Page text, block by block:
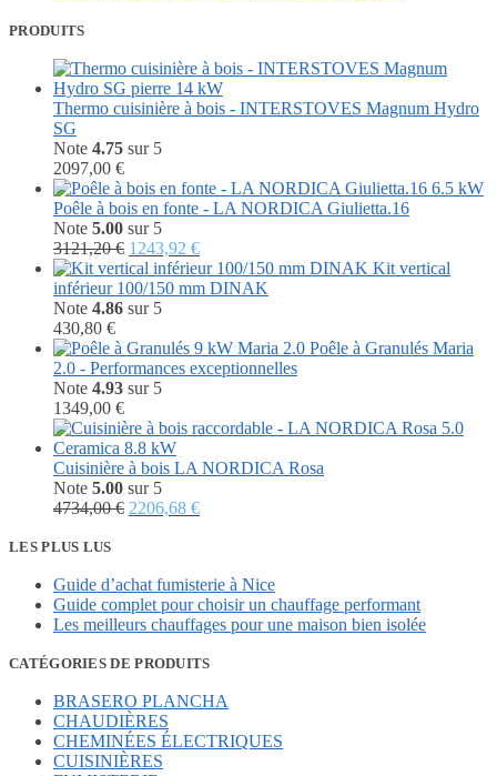
PRODUITS
Thermo cuisinière à bois - INTERSTOVES Magnum Hydro
SG
Note 4.75 sur 5
2097,00 €
Poêle à bois en fonte - LA NORDICA Giulietta.16
Note 5.00 sur 5
3121,20€ Le
prix
initial
était :
1243,92 €Le
prix
actuel
Kit vertical
inférieur 100/150 mm DINAK
Note 4.86 sur 5
430,80 €
Poêle à Granulés Maria
2.0 - Performances exceptionnelles
Note 4.93 sur 5
1349,00 €
Cuisinière à bois LA NORDICA Rosa
Note 5.00 sur 5
4734,00€ Le
4734,00 €.
2206,68 €Le
2206,68 €.
LES PLUS LUS
Guide d’achat fumisterie à Nice
Guide complet pour choisir un chauffage performant
Les meilleurs chauffages pour une maison bien isolée
CATÉGORIES DE PRODUITS
BRASERO PLANCHA
CHAUDIÈRES
CHEMINÉES ÉLECTRIQUES
CUISINIÈRES